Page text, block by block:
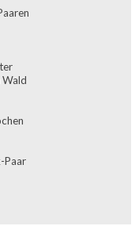
Wald
Paar